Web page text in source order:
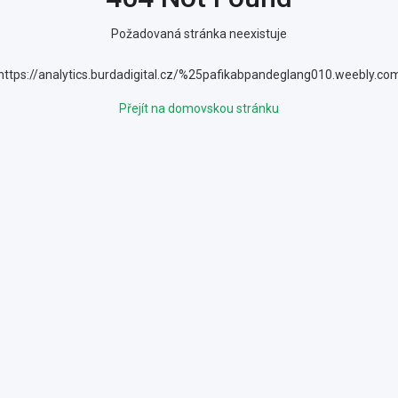
Požadovaná stránka neexistuje
analytics.burdadigital.cz/
Přejít na domovskou stránku